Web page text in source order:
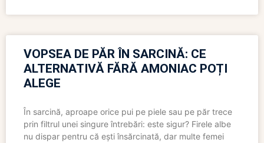
VOPSEA DE PĂR ÎN SARCINĂ: CE
ALTERNATIVĂ FĂRĂ AMONIAC POȚI
ALEGE
În sarcină, aproape orice pui pe piele sau pe păr trece
prin filtrul unei singure întrebări: este sigur? Firele albe
nu dispar pentru că ești însărcinată, dar multe femei